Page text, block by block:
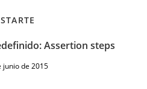
Assertion steps
junio de 2015